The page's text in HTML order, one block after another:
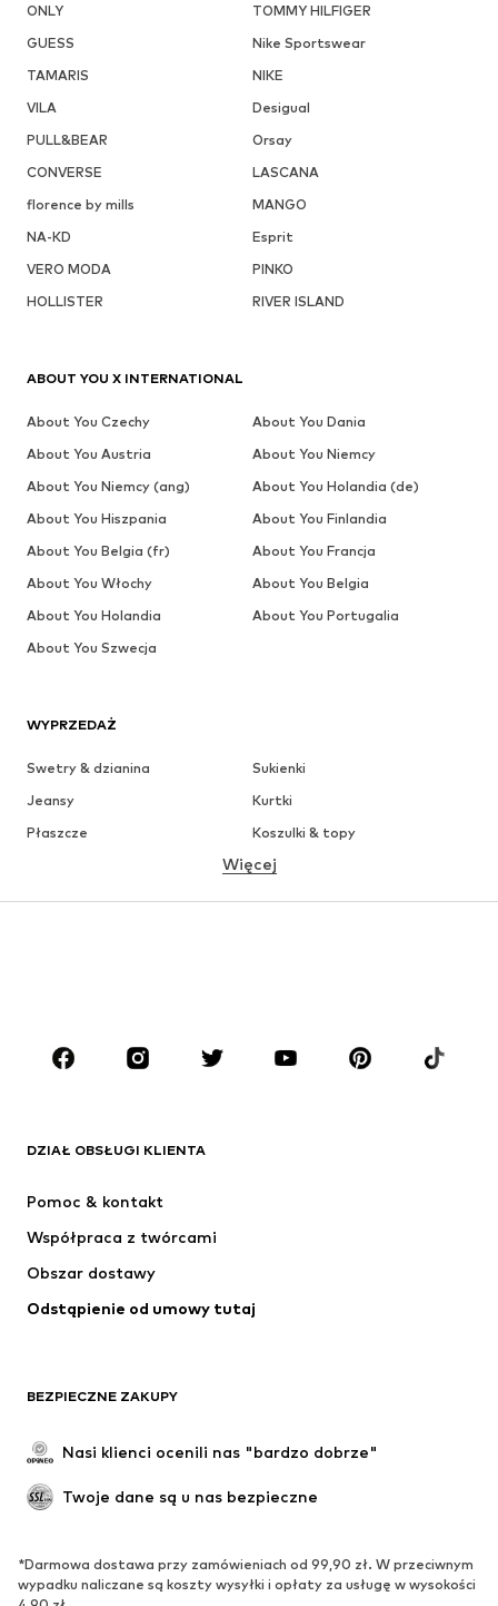
ONLY
TOMMY HILFIGER
GUESS
Nike Sportswear
TAMARIS
NIKE
VILA
Desigual
PULL&BEAR
Orsay
CONVERSE
LASCANA
florence by mills
MANGO
NA-KD
Esprit
VERO MODA
PINKO
HOLLISTER
RIVER ISLAND
WYPRZEDAŻ
Swetry & dzianina
Sukienki
Jeansy
Kurtki
Płaszcze
Koszulki & topy
Bielizna
Akcesoria
Premium
Nowości
Kurtki
Bielizna
Płaszcze
Spódnice
Specjalne okazje
Nowości
Na czasie
Trampki & sneakersy
Więcej
DZIAŁ OBSŁUGI KLIENTA
Pomoc & kontakt
Współpraca z twórcami
Obszar dostawy
Odstąpienie od umowy tutaj
BEZPIECZNE ZAKUPY
Nasi klienci ocenili nas "bardzo dobrze"
Twoje dane są u nas bezpieczne
*Darmowa dostawa przy zamówieniach od 99,90 zł. W przeciwnym
wypadku naliczane są koszty wysyłki i opłaty za usługę w wysokości
ABOUT YOU X INTERNATIONAL
About You Czechy
About You Dania
About You Austria
About You Niemcy
About You Niemcy (ang)
About You Holandia (de)
About You Hiszpania
About You Finlandia
About You Belgia (fr)
About You Francja
About You Włochy
About You Belgia
About You Holandia
About You Portugalia
About You Szwecja